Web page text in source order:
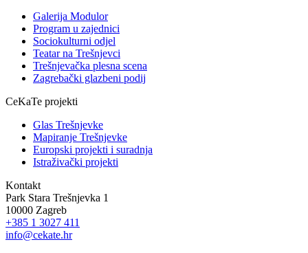
Galerija Modulor
Program u zajednici
Sociokulturni odjel
Teatar na Trešnjevci
Trešnjevačka plesna scena
Zagrebački glazbeni podij
CeKaTe projekti
Glas Trešnjevke
Mapiranje Trešnjevke
Europski projekti i suradnja
Istraživački projekti
Kontakt
Park Stara Trešnjevka 1
10000 Zagreb
+385 1 3027 411
info@cekate.hr